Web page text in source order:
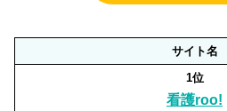
サイト名
1位
看護roo!